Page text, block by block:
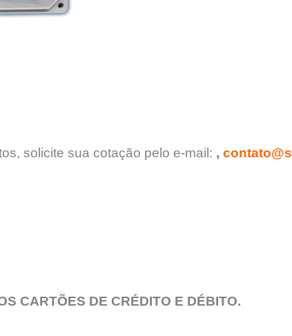
solicite sua cotação pelo e-mail: ,
CARTÕES DE CRÉDITO E DÉBITO.